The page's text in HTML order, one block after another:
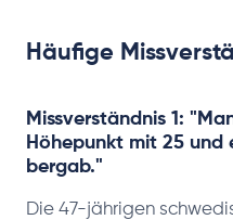
Häufige
Missverständnis 1:
Höhepunkt mit 25 und
bergab."
Die 47-jährigen